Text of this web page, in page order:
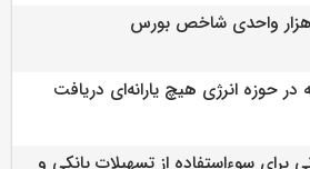
در حوزه انرژی هیچ یارانه‌ای دریافت
برای سوءاستفاده از تسهیلات بانکی و